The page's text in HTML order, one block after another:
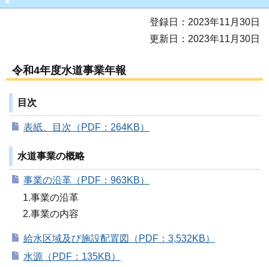
登録日：2023年11月30日
更新日：2023年11月30日
令和4年度水道事業年報
目次
表紙、目次（PDF：264KB）
水道事業の概略
事業の沿革（PDF：963KB）
1.事業の沿革
2.事業の内容
給水区域及び施設配置図（PDF：3,532KB）
水源（PDF：135KB）